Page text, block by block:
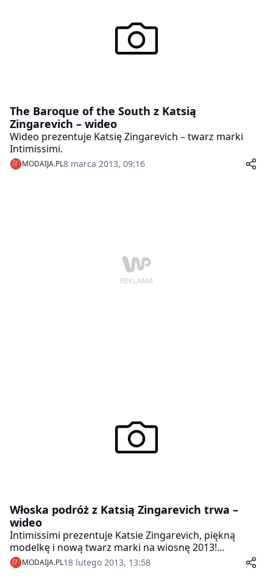
The Baroque of the South z Katsią
Zingarevich – wideo
Wideo prezentuje Katsię Zingarevich – twarz marki
Intimissimi.
MODAIJA.PL8 marca 2013, 09:16
Włoska podróż z Katsią Zingarevich trwa –
wideo
Intimissimi prezentuje Katsie Zingarevich, piękną
modelkę i nową twarz marki na wiosnę 2013!
Zmysłowa sesja zdjęciowa autorstwa Jamesa Macari,
odbyła się w miejscowościach Cisternino i
MODAIJA.PL18 lutego 2013, 13:58